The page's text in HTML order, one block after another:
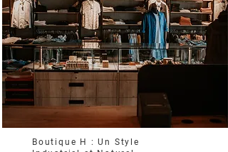
Boutique H : Un Style